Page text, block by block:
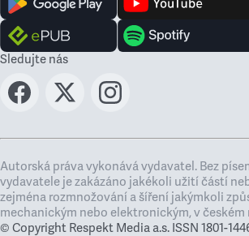
Sledujte nás
Autorská práva vykonává vydavatel. Bez
vydavatele je zakázáno jakékoli užití částí
zejména rozmnožování a šíření jakýmkoli
mechanickým nebo elektronickým, v českém
© Copyright Respekt Media a.s. ISSN 1801-